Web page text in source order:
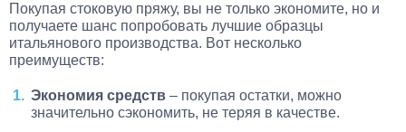
Покупая стоковую пряжу, вы не только экономите, но и
получаете шанс попробовать лучшие образцы
итальянового производства. Вот несколько
преимуществ:
Экономия средств – покупая остатки, можно
значительно сэкономить, не теряя в качестве.